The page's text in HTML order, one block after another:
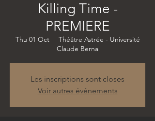
Killing Time -
PREMIERE
Thu 01 Oct
  |
Théâtre Astrée - Université
Claude Berna
Les inscriptions sont closes
Voir autres événements